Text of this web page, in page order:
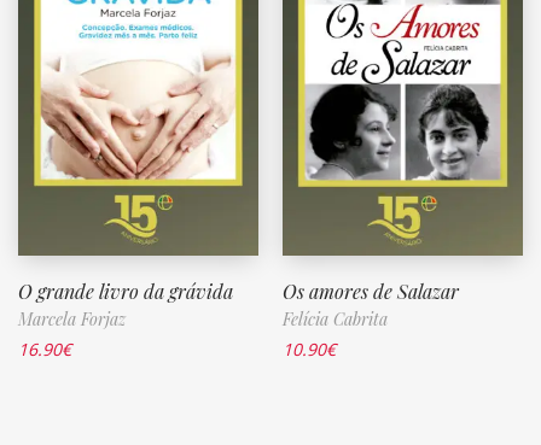
O grande livro da grávida
Marcela Forjaz
16.90€
Os amores de Salazar
Felícia Cabrita
10.90€